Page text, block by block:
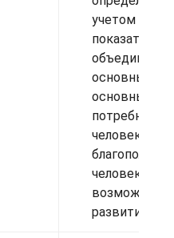
учетом
показателей,
основные
основные
потребности
благополучия
человека,
развития